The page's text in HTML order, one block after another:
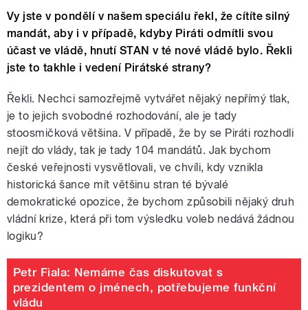
Vy jste v pondělí v našem speciálu řekl, že cítíte silný
mandát, aby i v případě, kdyby Piráti odmítli svou
účast ve vládě, hnutí STAN v té nové vládě bylo. Řekli
jste to takhle i vedení Pirátské strany?
Řekli. Nechci samozřejmě vytvářet nějaký nepřímý tlak,
je to jejich svobodné rozhodování, ale je tady
stoosmičková většina. V případě, že by se Piráti rozhodli
nejít do vlády, tak je tady 104 mandátů. Jak bychom
české veřejnosti vysvětlovali, ve chvíli, kdy vznikla
historická šance mít většinu stran té bývalé
demokratické opozice, že bychom způsobili nějaký druh
vládní krize, která při tom výsledku voleb nedává žádnou
logiku?
Petr Fiala: Nemáme čas diskutovat s
prezidentem o jménech, potřebujeme funkční
vládu